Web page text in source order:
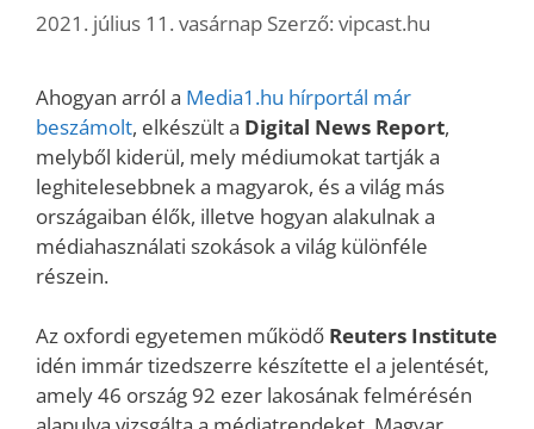
2021. július 11. vasárnap Szerző: vipcast.hu
Ahogyan arról a Media1.hu hírportál már
beszámolt, elkészült a Digital News Report,
melyből kiderül, mely médiumokat tartják a
leghitelesebbnek a magyarok, és a világ más
országaiban élők, illetve hogyan alakulnak a
médiahasználati szokások a világ különféle
részein.
Az oxfordi egyetemen működő Reuters Institute
idén immár tizedszerre készítette el a jelentését,
amely 46 ország 92 ezer lakosának felmérésén